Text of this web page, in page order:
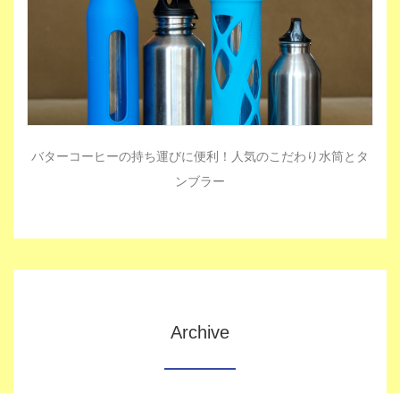
バターコーヒーの持ち運びに便利！人気のこだわり水筒とタ
ンブラー
Archive